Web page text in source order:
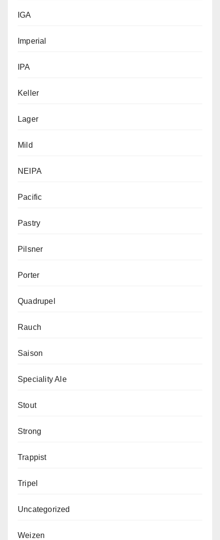
IGA
Imperial
IPA
Keller
Lager
Mild
NEIPA
Pacific
Pastry
Pilsner
Porter
Quadrupel
Rauch
Saison
Speciality Ale
Stout
Strong
Trappist
Tripel
Uncategorized
Weizen